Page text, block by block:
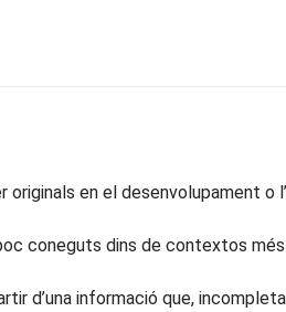
en el desenvolupament o
coneguts dins de contextos
d’una informació que,